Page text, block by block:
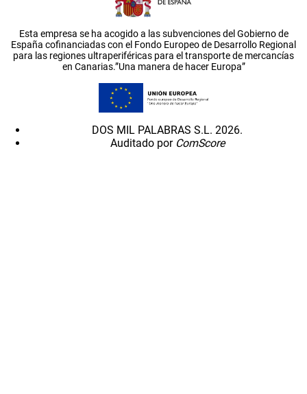
Esta empresa se ha acogido a las subvenciones del Gobierno de
España cofinanciadas con el Fondo Europeo de Desarrollo Regional
para las regiones ultraperiféricas para el transporte de mercancías
en Canarias.”Una manera de hacer Europa”
DOS MIL PALABRAS S.L. 2026.
Auditado por ComScore